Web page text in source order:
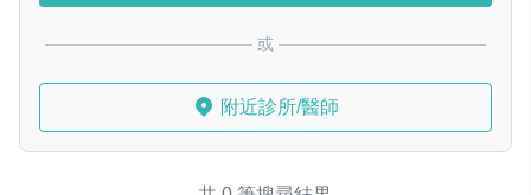
或
附近診所/醫師